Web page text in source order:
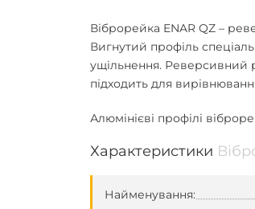
Віброрейка ENAR QZ –
Вигнутий профіль
ущільнення. Реверсивний
підходить для
Алюмінієві профілі
Характеристики
Найменування: